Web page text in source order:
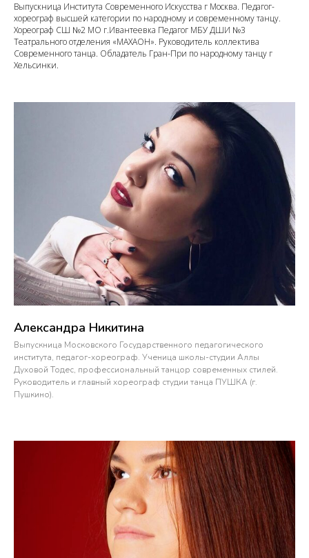
Выпускница Института Современного Искусства г Москва. Педагог-
хореограф высшей категории по народному и современному танцу.
Хореограф СШ №2 МО г.Ивантеевка Педагог МБУ ДШИ №3
Театрального отделения «МАХАОН». Руководитель коллектива
Современного танца. Обладатель Гран-При по народному танцу г
Хельсинки.
Александра Никитина
Выпускница Московского Государственного педагогического
института, педагог-хореограф. Ученица школы-студии Аллы
Духовой Тодес, профессиональный танцор современных стилей.
Руководитель и главный хореограф студии танца ПУШКА (г.
Пушкино).